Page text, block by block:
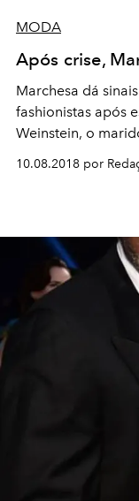
MODA
Após crise,
Marchesa dá
fashionistas após
Weinstein, o
10.08.2018 por